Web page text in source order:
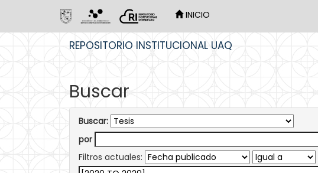
INICIO
REPOSITORIO INSTITUCIONAL UAQ
Buscar
Buscar:
por
Filtros actuales: